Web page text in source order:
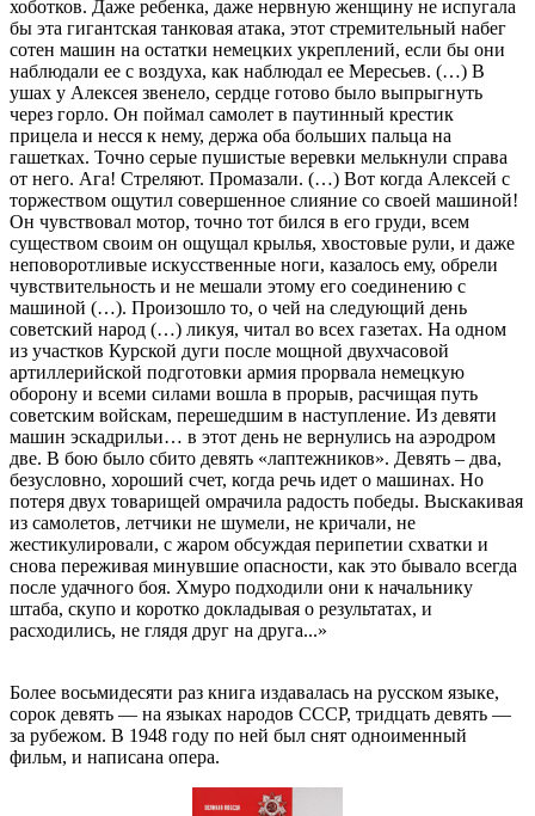
хоботков. Даже ребенка, даже нервную женщину не испугала
бы эта гигантская танковая атака, этот стремительный набег
сотен машин на остатки немецких укреплений, если бы они
наблюдали ее с воздуха, как наблюдал ее Мересьев. (…) В
ушах у Алексея звенело, сердце готово было выпрыгнуть
через горло. Он поймал самолет в паутинный крестик
прицела и несся к нему, держа оба больших пальца на
гашетках. Точно серые пушистые веревки мелькнули справа
от него. Ага! Стреляют. Промазали. (…) Вот когда Алексей с
торжеством ощутил совершенное слияние со своей машиной!
Он чувствовал мотор, точно тот бился в его груди, всем
существом своим он ощущал крылья, хвостовые рули, и даже
неповоротливые искусственные ноги, казалось ему, обрели
чувствительность и не мешали этому его соединению с
машиной (…). Произошло то, о чей на следующий день
советский народ (…) ликуя, читал во всех газетах. На одном
из участков Курской дуги после мощной двухчасовой
артиллерийской подготовки армия прорвала немецкую
оборону и всеми силами вошла в прорыв, расчищая путь
советским войскам, перешедшим в наступление. Из девяти
машин эскадрильи… в этот день не вернулись на аэродром
две. В бою было сбито девять «лаптежников». Девять – два,
безусловно, хороший счет, когда речь идет о машинах. Но
потеря двух товарищей омрачила радость победы. Выскакивая
из самолетов, летчики не шумели, не кричали, не
жестикулировали, с жаром обсуждая перипетии схватки и
снова переживая минувшие опасности, как это бывало всегда
после удачного боя. Хмуро подходили они к начальнику
штаба, скупо и коротко докладывая о результатах, и
расходились, не глядя друг на друга...»
Более восьмидесяти раз книга издавалась на русском языке,
сорок девять — на языках народов СССР, тридцать девять —
за рубежом. В 1948 году по ней был снят одноименный
фильм, и написана опера.